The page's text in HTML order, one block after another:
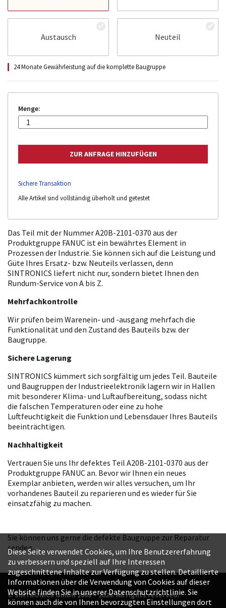
Austausch Neuteil
24 Monate Gewährleistung auf die komplette Baugruppe
Menge:
Sichere Transaktion
Alle Artikel sind vollständig überholt und getestet
Das Teil mit der Nummer A20B-2101-0370 aus der
Produktgruppe FANUC ist ein bewährtes Element in
Prozessen der Industrie. Sie können sich auf die Leistung und
Güte Ihres Ersatz- bzw. Neuteils verlassen, denn
SINTRONICS liefert nicht nur, sondern bietet Ihnen den
Rundum-Service von A bis Z.
Mehrfachkontrolle
Wir prüfen beim Warenein- und -ausgang mehrfach die
Funktionalität und den Zustand des Bauteils bzw. der
Baugruppe.
Sichere Lagerung
SINTRONICS kümmert sich sorgfältig um jedes Teil. Bauteile
und Baugruppen der Industrieelektronik lagern wir in Hallen
mit besonderer Klima- und Luftaufbereitung, sodass nicht
die falschen Temperaturen oder eine zu hohe
Luftfeuchtigkeit die Funktion und Lebensdauer Ihres Bauteils
beeinträchtigen.
Nachhaltigkeit
Vertrauen Sie uns Ihr defektes Teil A20B-2101-0370 aus der
Produktgruppe FANUC an. Bevor wir Ihnen ein neues
Exemplar anbieten, werden wir alles versuchen, um Ihr
vorhandenes Bauteil zu reparieren und es wieder für Sie
einsatzfähig zu machen.
Sie können uns gerne die defekte Baugruppe zur Reparatur
senden.
© SINTRONICS GmbH 2008 – 2026. All rights reserved.
Diese Seite verwendet Cookies, um Ihre Benutzererfahrung
zu verbessern und speziell auf Ihre Interessen
zugeschnittene Inhalte zur Verfügung zu stellen. Detaillierte
Informationen über die Verwendung von Cookies auf dieser
Website finden Sie in unserer Datenschutzrichtlinie. Sie
können auch die von Ihnen bevorzugten Einstellungen dort